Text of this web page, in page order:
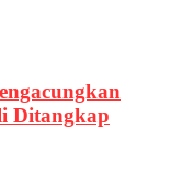
Ditangkap